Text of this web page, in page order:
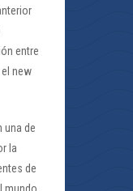
entre
new
una de
la
de